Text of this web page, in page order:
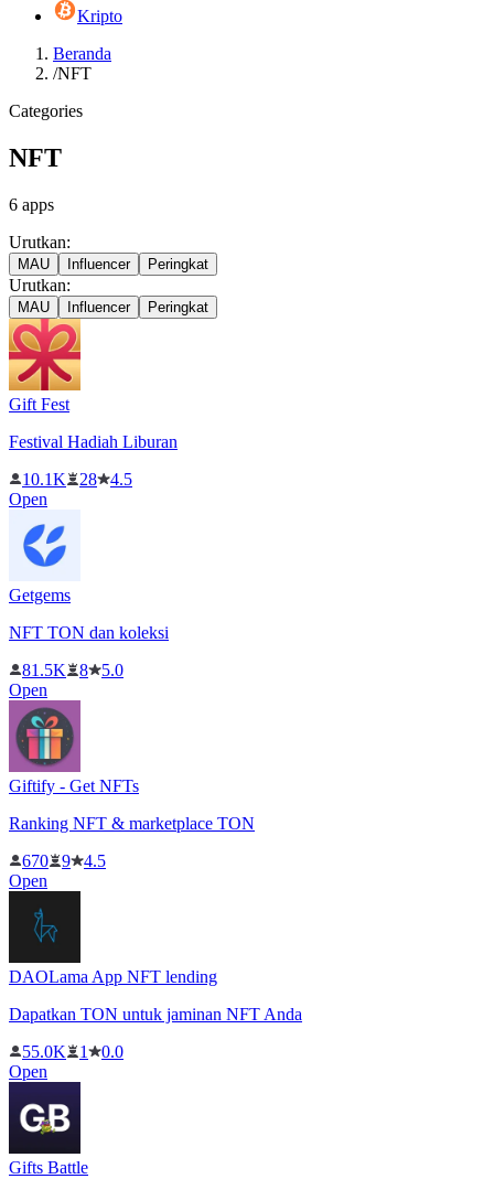
Kripto
Beranda
/NFT
Categories
NFT
6 apps
Urutkan:
MAU Influencer Peringkat
Urutkan:
MAU Influencer Peringkat
Gift Fest
Festival Hadiah Liburan
10.1K
28
4.5
Open
Getgems
NFT TON dan koleksi
81.5K
8
5.0
Open
Giftify - Get NFTs
Ranking NFT & marketplace TON
670
9
4.5
Open
DAOLama App NFT lending
Dapatkan TON untuk jaminan NFT Anda
55.0K
1
0.0
Open
Gifts Battle